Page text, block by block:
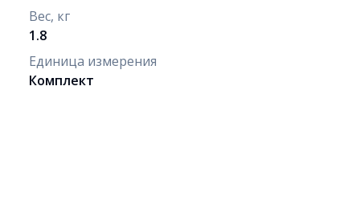
Вес, кг
1.8
Единица измерения
Комплект